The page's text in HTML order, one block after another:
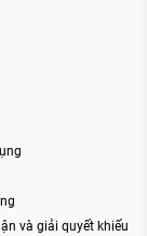
và giải quyết khiếu